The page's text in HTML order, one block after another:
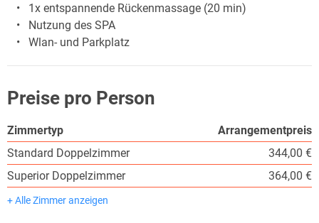
1x entspannende Rückenmassage (20 min)
Nutzung des SPA
Wlan- und Parkplatz
Preise pro Person
Zimmertyp
Arrangementpreis
Standard Doppelzimmer
344,00 €
Superior Doppelzimmer
364,00 €
+ Alle Zimmer anzeigen